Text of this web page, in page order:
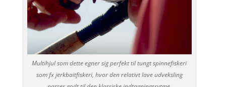
Multihjul som dette egner sig perfekt til tungt spinnefiskeri
som fx jerkbaitfiskeri, hvor den relativt lave udveksling